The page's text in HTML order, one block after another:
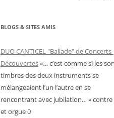
BLOGS & SITES AMIS
DUO CANTICEL "Ballade" de Concerts-
Découvertes«… c’est comme si les
timbres des deux instruments se
mélangeaient l’un l’autre en se
rencontrant avec jubilation… » contre
et orgue 0